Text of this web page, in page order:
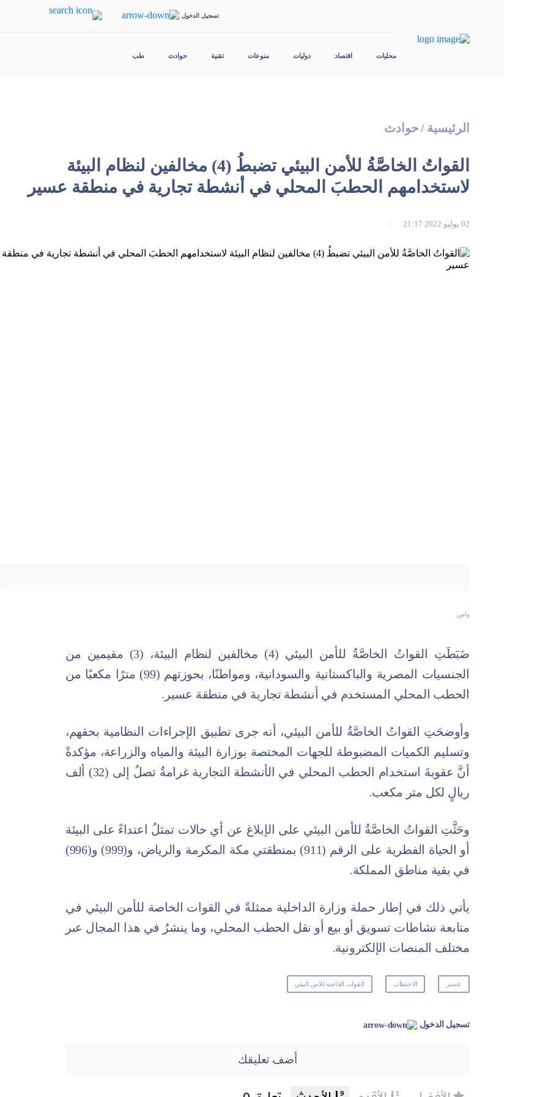
تسجيل الدخول
محليات اقتصاد دوليات منوعات تقنية حوادث طب
الرئيسية /حوادث
القواتُ الخاصَّةُ للأمن البيئي تضبطُ (4) مخالفين لنظام البيئة
لاستخدامهم الحطبَ المحلي في أنشطة تجارية في منطقة عسير
02 يوليو 2022 21:17
واس
ضَبَطَتِ القواتُ الخاصَّةُ للأمن البيئي (4) مخالفين لنظام البيئة، (3) مقيمين من
الجنسيات المصرية والباكستانية والسودانية، ومواطنًا، بحوزتهم (99) مترًا مكعبًا من
الحطب المحلي المستخدم في أنشطة تجارية في منطقة عسير.
وأوضحَتِ القواتُ الخاصَّةُ للأمن البيئي، أنه جرى تطبيق الإجراءات النظامية بحقهم،
وتسليم الكميات المضبوطة للجهات المختصة بوزارة البيئة والمياه والزراعة، مؤكدةً
أنَّ عقوبةَ استخدام الحطب المحلي في الأنشطة التجارية غرامةٌ تصلُ إلى (32) ألف
ريالٍ لكل متر مكعب.
وحَثَّتِ القواتُ الخاصَّةُ للأمن البيئي على الإبلاغ عن أي حالات تمثلُ اعتداءً على البيئة
أو الحياة الفطرية على الرقم (911) بمنطقتي مكة المكرمة والرياض، و(999) و(996)
في بقية مناطق المملكة.
يأتي ذلك في إطار حملة وزارة الداخلية ممثلةً في القوات الخاصة للأمن البيئي في
متابعة نشاطات تسويق أو بيع أو نقل الحطب المحلي، وما ينشرُ في هذا المجال عبر
مختلف المنصات الإلكترونية.
عسير الاحتطاب القوات الخاصة للامن البيئي
تسجيل الدخول
أضف تعليقك